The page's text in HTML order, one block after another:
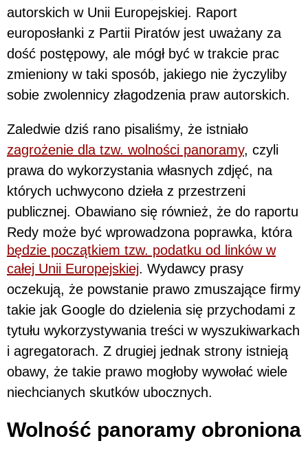
autorskich w Unii Europejskiej. Raport
europosłanki z Partii Piratów jest uważany za
dość postępowy, ale mógł być w trakcie prac
zmieniony w taki sposób, jakiego nie życzyliby
sobie zwolennicy złagodzenia praw autorskich.
Zaledwie dziś rano pisaliśmy, że istniało
zagrożenie dla tzw. wolności panoramy, czyli
prawa do wykorzystania własnych zdjęć, na
których uchwycono dzieła z przestrzeni
publicznej. Obawiano się również, że do raportu
Redy może być wprowadzona poprawka, która
będzie początkiem tzw. podatku od linków w
całej Unii Europejskiej. Wydawcy prasy
oczekują, że powstanie prawo zmuszające firmy
takie jak Google do dzielenia się przychodami z
tytułu wykorzystywania treści w wyszukiwarkach
i agregatorach. Z drugiej jednak strony istnieją
obawy, że takie prawo mogłoby wywołać wiele
niechcianych skutków ubocznych.
Wolność panoramy obroniona